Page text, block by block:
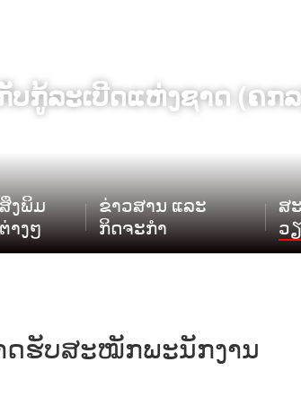
ບກູ້ລະເບີດແຫ່ງຊາດ (ຄກ
ສິ່ງພິມ
ຕ່າງໆ
ຂ່າວສານ ແລະ
ກິດຈະກຳ
ສ
ວ
ດຮັບສະໝັກພະນັກງານ